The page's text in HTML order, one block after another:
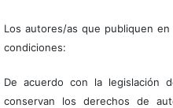
Los autores/as que publiquen
condiciones:
De acuerdo con la legislación
conservan los derechos de